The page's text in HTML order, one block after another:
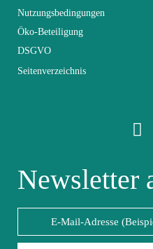
Abmessungen
Elektrisch
Vorstellungsgespräch
Fest
Nutzungsbedingungen
Öko-Beteiligung
DSGVO
Seitenverzeichnis
Newsletter